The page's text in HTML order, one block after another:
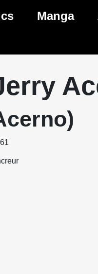
BD
Comics
Manga
Genres